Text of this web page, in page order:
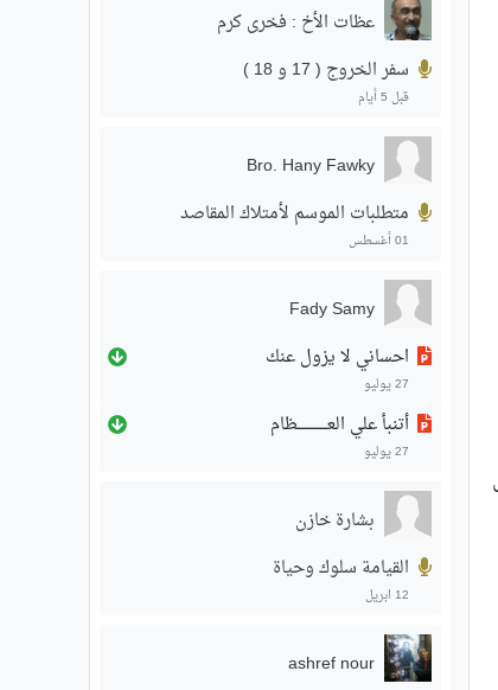
عظات الأخ : فخرى كرم
سفر الخروج ( 17 و 18 )
قبل 5 أيام
Bro. Hany Fawky
متطلبات الموسم لأمتلاك المقاصد
01 أغسطس
Fady Samy
احساني لا يزول عنك
27 يوليو
أتنبأ علي العـــــــــــــظام
27 يوليو
بشارة خازن
القيامة سلوك وحياة
12 ابريل
ashref nour